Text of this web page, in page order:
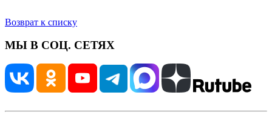
Возврат к списку
МЫ В СОЦ. СЕТЯХ